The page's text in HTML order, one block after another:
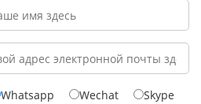
Whatsapp Wechat
Skype